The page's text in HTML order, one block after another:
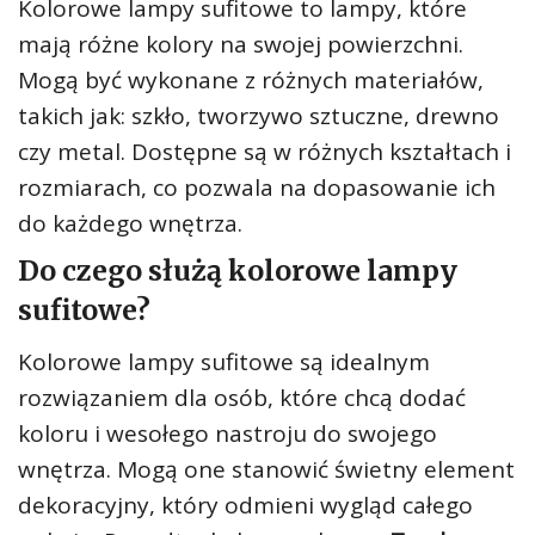
Kolorowe lampy sufitowe to lampy, które
mają różne kolory na swojej powierzchni.
Mogą być wykonane z różnych materiałów,
takich jak: szkło, tworzywo sztuczne, drewno
czy metal. Dostępne są w różnych kształtach i
rozmiarach, co pozwala na dopasowanie ich
do każdego wnętrza.
Do czego służą kolorowe lampy
sufitowe?
Kolorowe lampy sufitowe są idealnym
rozwiązaniem dla osób, które chcą dodać
koloru i wesołego nastroju do swojego
wnętrza. Mogą one stanowić świetny element
dekoracyjny, który odmieni wygląd całego